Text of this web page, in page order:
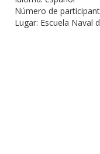
Número de
Lugar: Escuela Naval